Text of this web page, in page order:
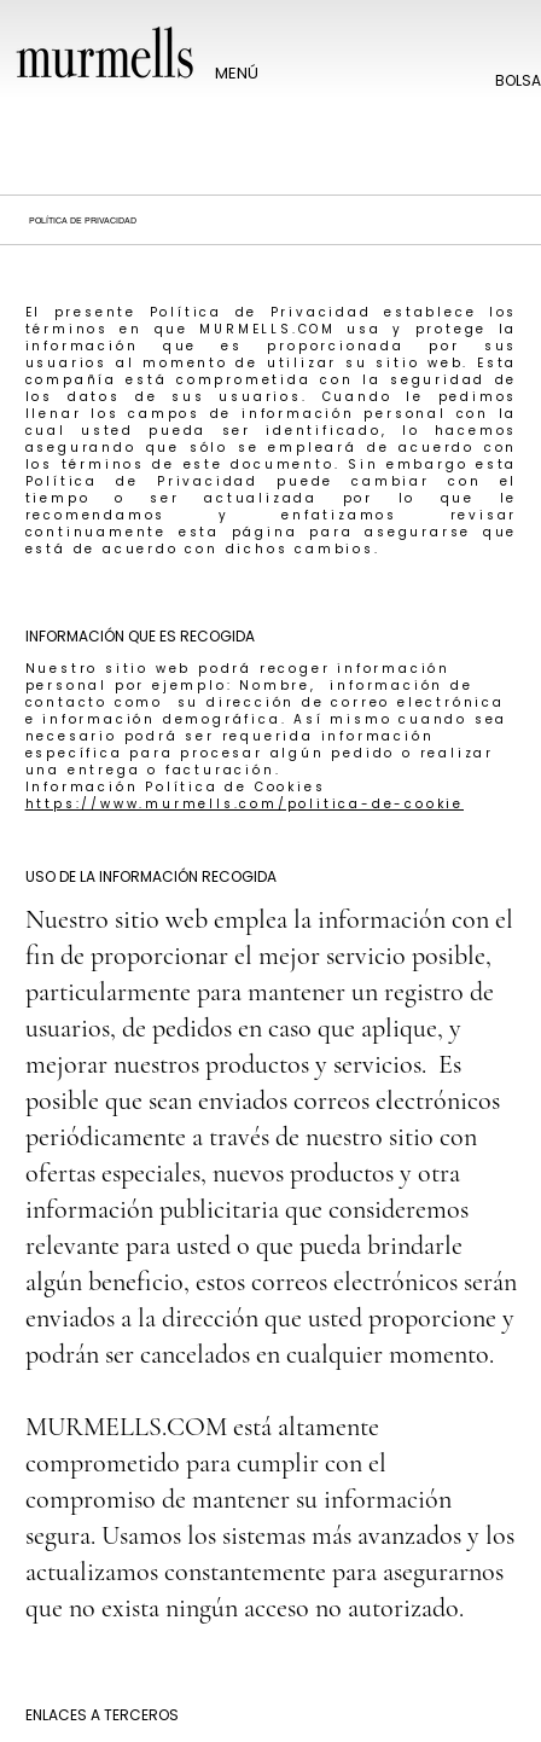
BOLSA
MENÚ
POLÍTICA DE PRIVACIDAD
El presente Política de Privacidad establece los
términos en que MURMELLS.COM usa y protege la
información que es proporcionada por sus
usuarios al momento de utilizar su sitio web. Esta
compañía está comprometida con la seguridad de
los datos de sus usuarios. Cuando le pedimos
llenar los campos de información personal con la
cual usted pueda ser identificado, lo hacemos
asegurando que sólo se empleará de acuerdo con
los términos de este documento. Sin embargo esta
Política de Privacidad puede cambiar con el
tiempo o ser actualizada por lo que le
recomendamos y enfatizamos revisar
continuamente esta página para asegurarse que
está de acuerdo con dichos cambios.
INFORMACIÓN QUE ES RECOGIDA
Nuestro sitio web podrá recoger información
personal por ejemplo: Nombre, información de
contacto como su dirección de correo electrónica
e información demográfica. Así mismo cuando sea
necesario podrá ser requerida información
específica para procesar algún pedido o realizar
una entrega o facturación.
Información Política de Cookies
https://www.murmells.com/politica-de-cookie
USO DE LA INFORMACIÓN RECOGIDA
Nuestro sitio web emplea la información con el
fin de proporcionar el mejor servicio posible,
particularmente para mantener un registro de
usuarios, de pedidos en caso que aplique, y
mejorar nuestros productos y servicios. Es
posible que sean enviados correos electrónicos
periódicamente a través de nuestro sitio con
ofertas especiales, nuevos productos y otra
información publicitaria que consideremos
relevante para usted o que pueda brindarle
algún beneficio, estos correos electrónicos serán
enviados a la dirección que usted proporcione y
podrán ser cancelados en cualquier momento.
MURMELLS.COM está altamente
comprometido para cumplir con el
compromiso de mantener su información
segura. Usamos los sistemas más avanzados y los
actualizamos constantemente para asegurarnos
que no exista ningún acceso no autorizado.
ENLACES A TERCEROS